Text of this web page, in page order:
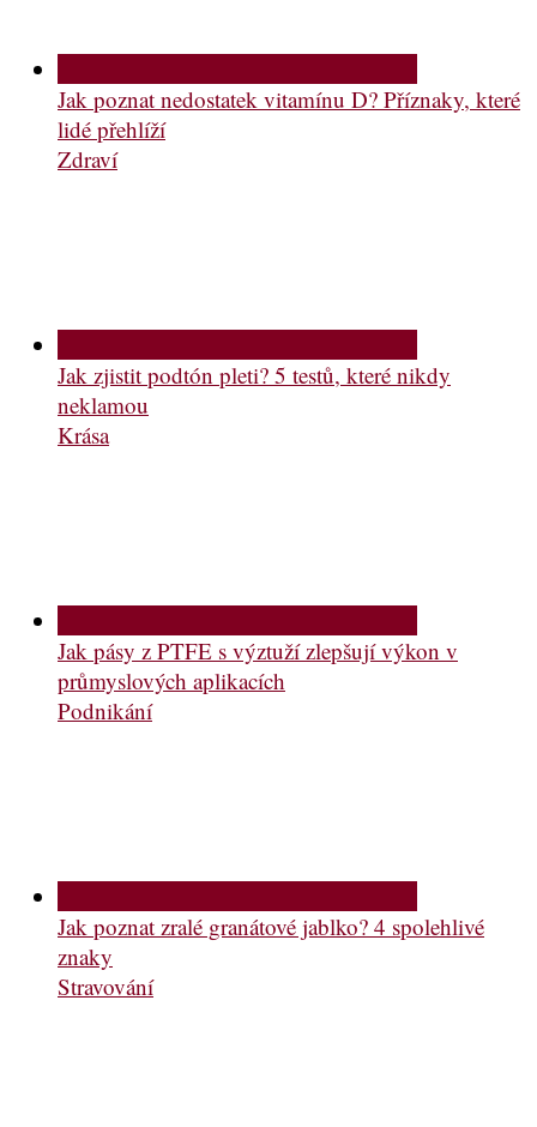
Jak poznat nedostatek vitamínu D? Příznaky, které
lidé přehlíží
Zdraví
Jak zjistit podtón pleti? 5 testů, které nikdy
neklamou
Krása
Jak pásy z PTFE s výztuží zlepšují výkon v
průmyslových aplikacích
Podnikání
Jak poznat zralé granátové jablko? 4 spolehlivé
znaky
Stravování